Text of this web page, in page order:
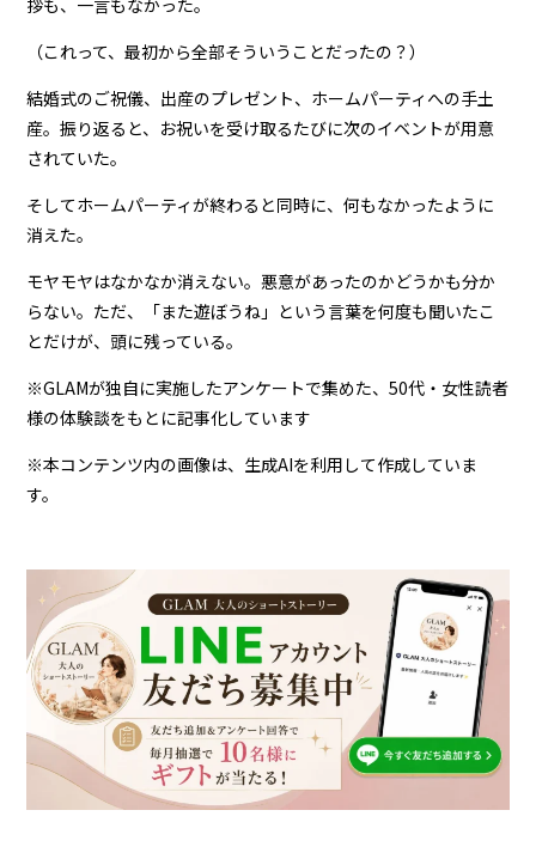
（これって、最初から全部そういうことだったの？）
結婚式のご祝儀、出産のプレゼント、ホームパーティへの手土
産。振り返ると、お祝いを受け取るたびに次のイベントが用意
されていた。
そしてホームパーティが終わると同時に、何もなかったように
消えた。
モヤモヤはなかなか消えない。悪意があったのかどうかも分か
らない。ただ、「また遊ぼうね」という言葉を何度も聞いたこ
とだけが、頭に残っている。
※GLAMが独自に実施したアンケートで集めた、50代・女性読者
様の体験談をもとに記事化しています
※本コンテンツ内の画像は、生成AIを利用して作成していま
す。